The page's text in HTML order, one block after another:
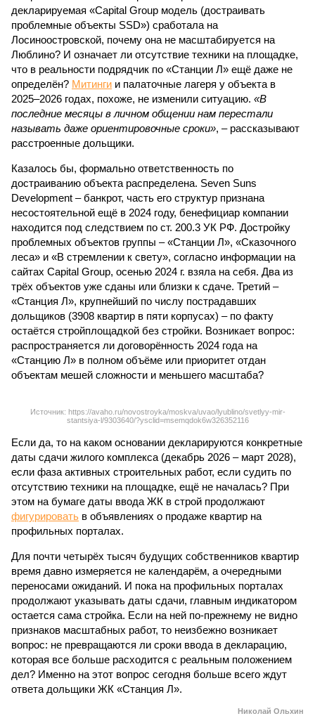
декларируемая «Capital Group модель (достраивать
проблемные объекты SSD») сработала на
Лосиноостровской, почему она не масштабируется на
Люблино? И означает ли отсутствие техники на площадке,
что в реальности подрядчик по «Станции Л» ещё даже не
определён? Митинги и палаточные лагеря у объекта в
2025–2026 годах, похоже, не изменили ситуацию. «В
последние месяцы в личном общении нам перестали
называть даже ориентировочные сроки», – рассказывают
расстроенные дольщики.
Казалось бы, формально ответственность по
достраиванию объекта распределена. Seven Suns
Development – банкрот, часть его структур признана
несостоятельной ещё в 2024 году, бенефициар компании
находится под следствием по ст. 200.3 УК РФ. Достройку
проблемных объектов группы – «Станции Л», «Сказочного
леса» и «В стремлении к свету», согласно информации на
сайтах Capital Group, осенью 2024 г. взяла на себя. Два из
трёх объектов уже сданы или близки к сдаче. Третий –
«Станция Л», крупнейший по числу пострадавших
дольщиков (3908 квартир в пяти корпусах) – по факту
остаётся стройплощадкой без стройки. Возникает вопрос:
распространяется ли договорённость 2024 года на
«Станцию Л» в полном объёме или приоритет отдан
объектам мешей сложности и меньшего масштаба?
Источник: https://avaho.ru/novostroyka/moskva/uvao/lyublino/svetlyy-mir-
stantsiya-l/9303640/?ysclid=msemqdok6w326352116
Если да, то на каком основании декларируются конкретные
даты сдачи жилого комплекса (декабрь 2026 – март 2028),
если фаза активных строительных работ, если судить по
отсутствию техники на площадке, ещё не началась? При
этом на бумаге даты ввода ЖК в строй продолжают
фигурировать в объявлениях о продаже квартир на
профильных порталах.
Для почти четырёх тысяч будущих собственников квартир
время давно измеряется не календарём, а очередными
переносами ожиданий. И пока на профильных порталах
продолжают указывать даты сдачи, главным индикатором
остается сама стройка. Если на ней по-прежнему не видно
признаков масштабных работ, то неизбежно возникает
вопрос: не превращаются ли сроки ввода в декларацию,
которая все больше расходится с реальным положением
дел? Именно на этот вопрос сегодня больше всего ждут
ответа дольщики ЖК «Станция Л».
Николай Ольхин